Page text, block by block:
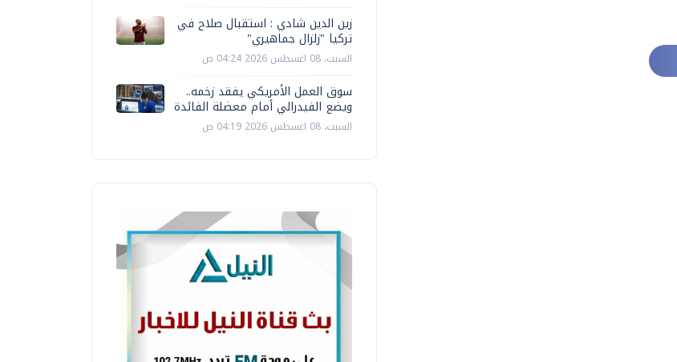
زين الدين شادي : استقبال صلاح في
تركيا "زلزال جماهيري"
السبت، 08 اغسطس 2026 04:24 ص
سوق العمل الأمريكي يفقد زخمه..
ويضع الفيدرالي أمام معضلة الفائدة
السبت، 08 اغسطس 2026 04:19 ص